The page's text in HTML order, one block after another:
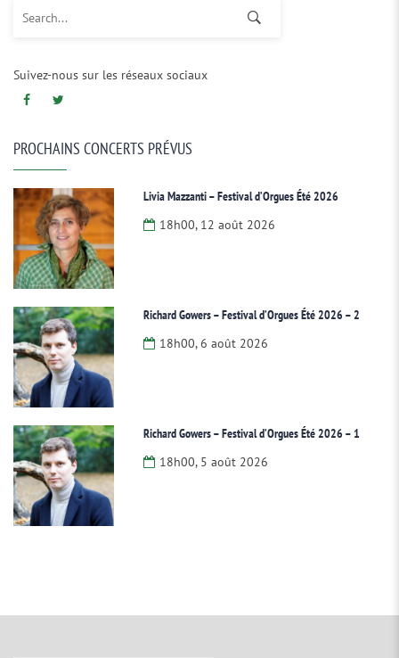
Suivez-nous sur les réseaux sociaux
PROCHAINS CONCERTS PRÉVUS
Livia Mazzanti – Festival d’Orgues Été 2026
18h00, 12 août 2026
Richard Gowers – Festival d’Orgues Été 2026 – 2
18h00, 6 août 2026
Richard Gowers – Festival d’Orgues Été 2026 – 1
18h00, 5 août 2026